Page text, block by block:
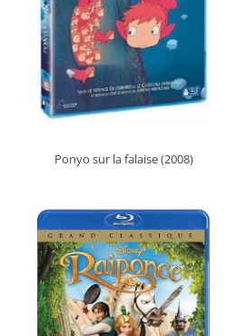
Ponyo sur la falaise (2008)